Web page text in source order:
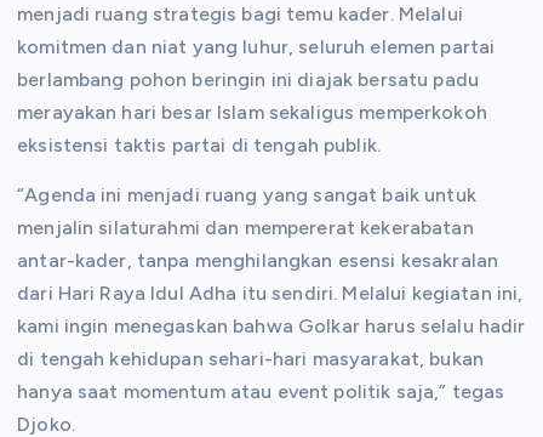
menjadi ruang strategis bagi temu kader. Melalui
komitmen dan niat yang luhur, seluruh elemen partai
berlambang pohon beringin ini diajak bersatu padu
merayakan hari besar Islam sekaligus memperkokoh
eksistensi taktis partai di tengah publik.
“Agenda ini menjadi ruang yang sangat baik untuk
menjalin silaturahmi dan mempererat kekerabatan
antar-kader, tanpa menghilangkan esensi kesakralan
dari Hari Raya Idul Adha itu sendiri. Melalui kegiatan ini,
kami ingin menegaskan bahwa Golkar harus selalu hadir
di tengah kehidupan sehari-hari masyarakat, bukan
hanya saat momentum atau event politik saja,” tegas
Djoko.